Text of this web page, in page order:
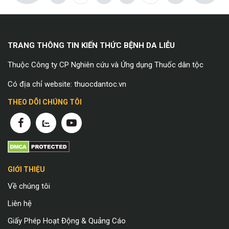
TRANG THÔNG TIN KIẾN THỨC BỆNH DA LIỄU
Thuộc Công ty CP Nghiên cứu và Ứng dụng Thuốc dân tộc
Có địa chỉ website: thuocdantoc.vn
THEO DÕI CHÚNG TÔI
GIỚI THIỆU
Về chúng tôi
Liên hệ
Giấy Phép Hoạt Động & Quảng Cáo